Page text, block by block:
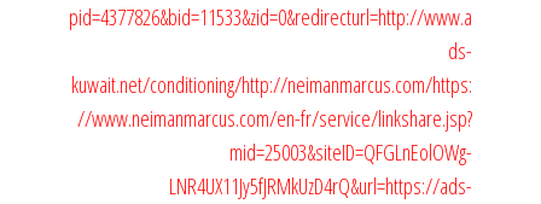
pid=4377826&bid=11533&zid=0&redirecturl=http://www.a
ds-
kuwait.net/conditioning/http://neimanmarcus.com/https:
//www.neimanmarcus.com/en-fr/service/linkshare.jsp?
mid=25003&siteID=QFGLnEolOWg-
LNR4UX11Jy5fJRMkUzD4rQ&url=https://ads-